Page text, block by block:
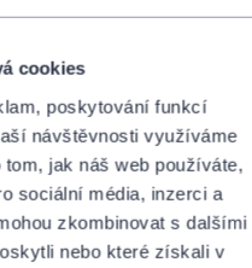
cookies
poskytování funkcí
návštěvnosti využíváme
jak náš web používáte,
sociální média, inzerci a
zkombinovat s dalšími
nebo které získali v
ZOBRAZIT NA MAPĚ
TICKET - PERFECT